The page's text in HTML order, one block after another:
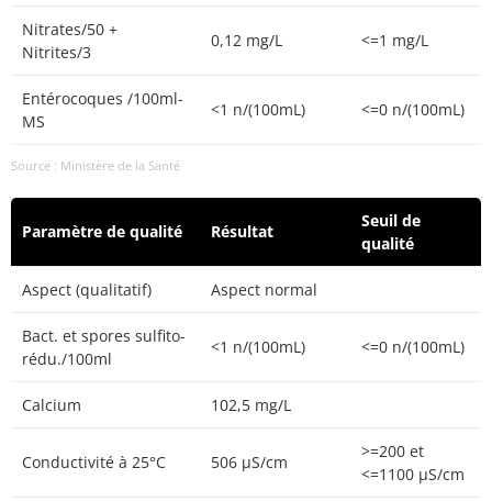
Nitrates/50 +
Nitrites/3
0,12 mg/L <=1 mg/L
Entérocoques /100ml-
MS
<1 n/(100mL) <=0 n/(100mL)
Source : Ministère de la Santé
Paramètre de qualité Résultat
Seuil de
qualité
Aspect (qualitatif) Aspect normal
Bact. et spores sulfito-
rédu./100ml
<1 n/(100mL) <=0 n/(100mL)
Calcium 102,5 mg/L
Conductivité à 25°C 506 µS/cm
>=200 et
<=1100 µS/cm